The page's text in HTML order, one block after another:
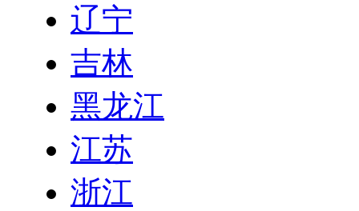
辽宁
吉林
黑龙江
江苏
浙江